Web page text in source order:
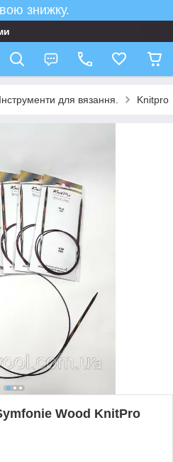
знижку.
Інструменти для вязання. Knitpro
Wood KnitPro